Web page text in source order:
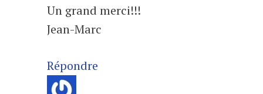
Un grand merci!!!
Jean-Marc
Répondre